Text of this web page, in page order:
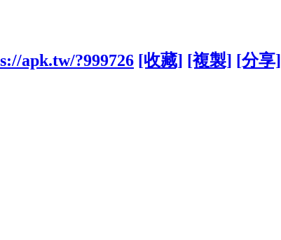
apk.tw/?999726 [收藏] [複製] [分享]